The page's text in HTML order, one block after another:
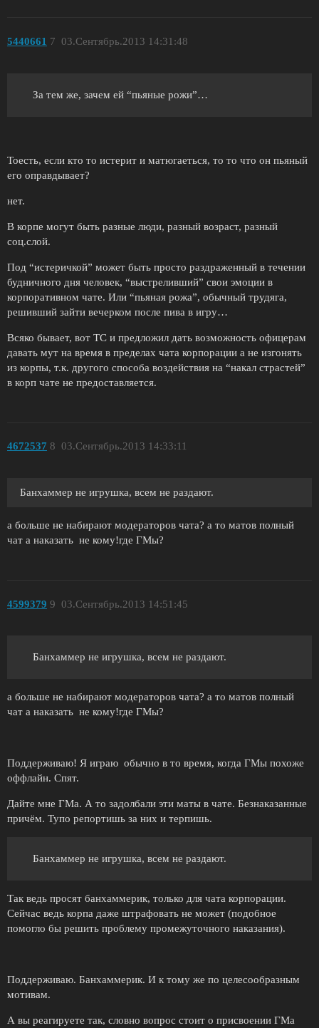
5440661 03.Сентябрь.2013 14:31:48
7
За тем же, зачем ей “пьяные рожи”…
Тоесть, если кто то истерит и матюгаеться, то то что он пьяный
его оправдывает?
нет.
В корпе могут быть разные люди, разный возраст, разный
соц.слой.
Под “истеричкой” может быть просто раздраженный в течении
будничного дня человек, “выстреливший” свои эмоции в
корпоративном чате. Или “пьяная рожа”, обычный трудяга,
решивший зайти вечерком после пива в игру…
Всяко бывает, вот ТС и предложил дать возможность офицерам
давать мут на время в пределах чата корпорации а не изгонять
из корпы, т.к. другого способа воздействия на “накал страстей”
в корп чате не предоставляется.
4672537 03.Сентябрь.2013 14:33:11
8
Банхаммер не игрушка, всем не раздают.
а больше не набирают модераторов чата? а то матов полный
чат а наказать не кому!где ГМы?
4599379 03.Сентябрь.2013 14:51:45
9
Банхаммер не игрушка, всем не раздают.
а больше не набирают модераторов чата? а то матов полный
чат а наказать не кому!где ГМы?
Поддерживаю! Я играю обычно в то время, когда ГМы похоже
оффлайн. Спят.
Дайте мне ГМа. А то задолбали эти маты в чате. Безнаказанные
причём. Тупо репортишь за них и терпишь.
Банхаммер не игрушка, всем не раздают.
Так ведь просят банхаммерик, только для чата корпорации.
Сейчас ведь корпа даже штрафовать не может (подобное
помогло бы решить проблему промежуточного наказания).
Поддерживаю. Банхаммерик. И к тому же по целесообразным
мотивам.
А вы реагируете так, словно вопрос стоит о присвоении ГМа